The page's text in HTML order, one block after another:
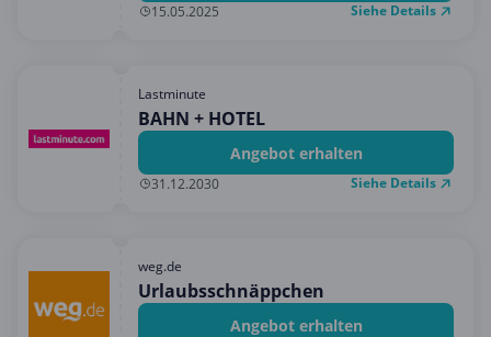
15.05.2025 Siehe Details
Lastminute
BAHN + HOTEL
Angebot erhalten
31.12.2030 Siehe Details
weg.de
Urlaubsschnäppchen
Angebot erhalten